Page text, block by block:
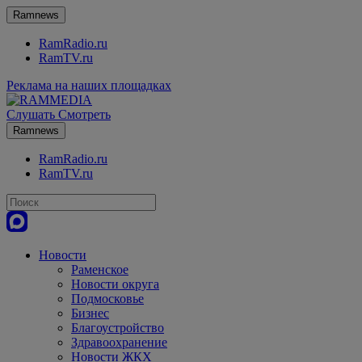
Ramnews
RamRadio.ru
RamTV.ru
Реклама на наших площадках
Слушать Смотреть
Ramnews
RamRadio.ru
RamTV.ru
Новости
Раменское
Новости округа
Подмосковье
Бизнес
Благоустройство
Здравоохранение
Новости ЖКХ